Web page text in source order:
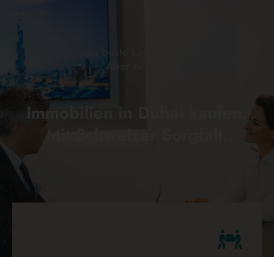
In Dubais beste Lagen investieren.
Aber richtig.
Immobilien in Dubai kaufen.
Mit Schweizer Sorgfalt.